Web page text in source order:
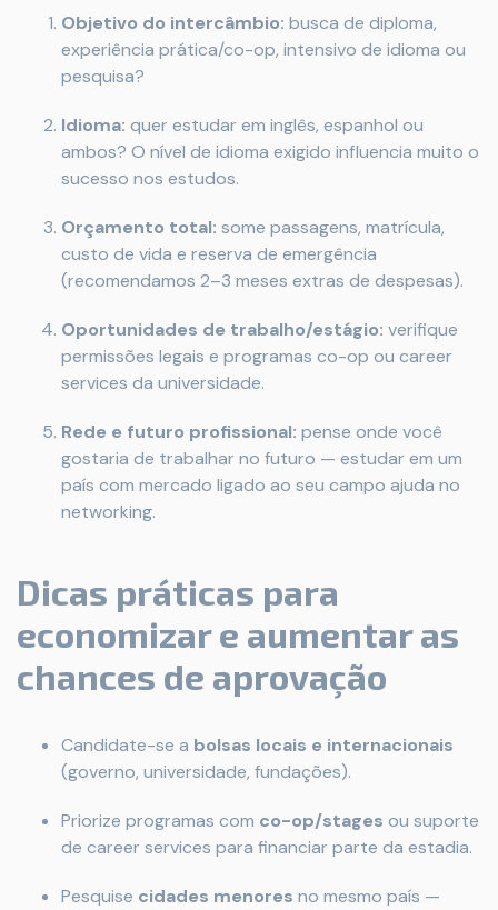
Objetivo do intercâmbio: busca de diploma,
experiência prática/co-op, intensivo de idioma ou
pesquisa?
Idioma: quer estudar em inglês, espanhol ou
ambos? O nível de idioma exigido influencia muito o
sucesso nos estudos.
Orçamento total: some passagens, matrícula,
custo de vida e reserva de emergência
(recomendamos 2–3 meses extras de despesas).
Oportunidades de trabalho/estágio: verifique
permissões legais e programas co-op ou career
services da universidade.
Rede e futuro profissional: pense onde você
gostaria de trabalhar no futuro — estudar em um
país com mercado ligado ao seu campo ajuda no
networking.
Dicas práticas para
economizar e aumentar as
chances de aprovação
Candidate-se a bolsas locais e internacionais
(governo, universidade, fundações).
Priorize programas com co-op/stages ou suporte
de career services para financiar parte da estadia.
Pesquise cidades menores no mesmo país —